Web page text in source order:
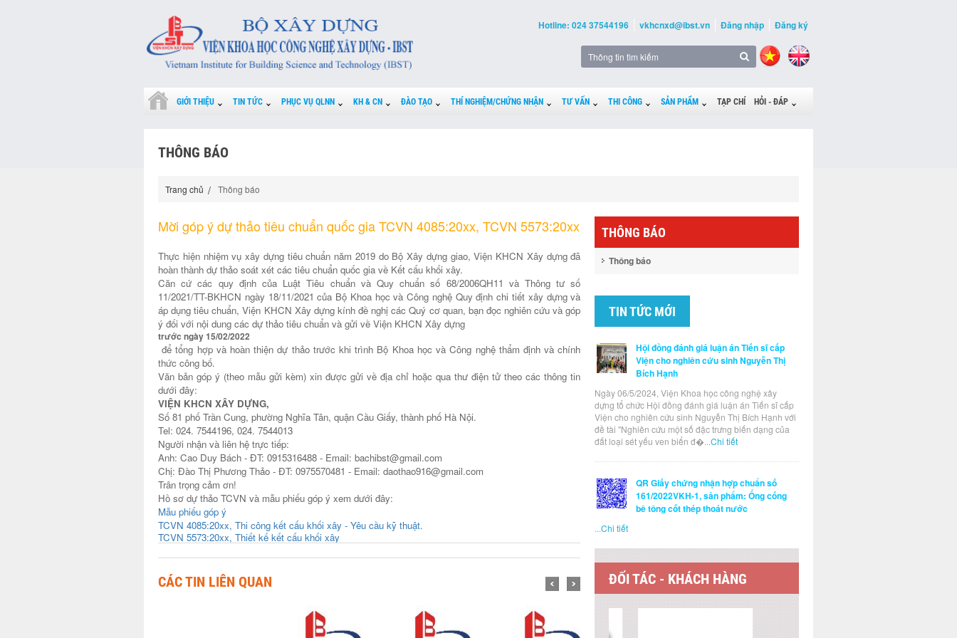
Hotline: 024 37544196 vkhcnxd@ibst.vn Đăng nhập Đăng ký
GIỚI THIỆU TIN TỨC PHỤC VỤ QLNN KH & CN ĐÀO TẠO THÍ NGHIỆM/CHỨNG NHẬN TƯ VẤN THI CÔNG SẢN PHẨM TẠP CHÍ HỎI - ĐÁP
THÔNG BÁO
Trang chủ Thông báo
Mời góp ý dự thảo tiêu chuẩn quốc gia TCVN 4085:20xx, TCVN 5573:20xx
Thực hiện nhiệm vụ xây dựng tiêu chuẩn năm 2019 do Bộ Xây dựng giao, Viện KHCN Xây dựng đã
hoàn thành dự thảo soát xét các tiêu chuẩn quốc gia về Kết cấu khối xây.
Căn cứ các quy định của Luật Tiêu chuẩn và Quy chuẩn số 68/2006QH11 và Thông tư số
11/2021/TT-BKHCN ngày 18/11/2021 của Bộ Khoa học và Công nghệ Quy định chi tiết xây dựng và
áp dụng tiêu chuẩn, Viện KHCN Xây dựng kính đề nghị các Quý cơ quan, bạn đọc nghiên cứu và góp
ý đối với nội dung các dự thảo tiêu chuẩn và gửi về Viện KHCN Xây dựng
trước ngày 15/02/2022
để tổng hợp và hoàn thiện dự thảo trước khi trình Bộ Khoa học và Công nghệ thẩm định và chính
thức công bố.
Văn bản góp ý (theo mẫu gửi kèm) xin được gửi về địa chỉ hoặc qua thư điện tử theo các thông tin
dưới đây:
VIỆN KHCN XÂY DỰNG,
Số 81 phố Trần Cung, phường Nghĩa Tân, quận Cầu Giấy, thành phố Hà Nội.
Tel: 024. 7544196, 024. 7544013
Người nhận và liên hệ trực tiếp:
Anh: Cao Duy Bách - ĐT: 0915316488 - Email: bachibst@gmail.com
Chị: Đào Thị Phương Thảo - ĐT: 0975570481 - Email: daothao916@gmail.com
Trân trọng cảm ơn!
Hồ sơ dự thảo TCVN và mẫu phiếu góp ý xem dưới đây:
Mẫu phiếu góp ý
TCVN 4085:20xx, Thi công kết cấu khối xây - Yêu cầu kỹ thuật.
TCVN 5573:20xx, Thiết kế kết cấu khối xây
CÁC TIN LIÊN QUAN
THÔNG BÁO
Thông báo
TIN TỨC MỚI
Hội đồng đánh giá luận án Tiến sĩ cấp
Viện cho nghiên cứu sinh Nguyễn Thị
Bích Hạnh
Ngày 06/5/2024, Viện Khoa học công nghệ xây
dựng tổ chức Hội đồng đánh giá luận án Tiến sĩ cấp
Viện cho nghiên cứu sinh Nguyễn Thị Bích Hạnh với
đề tài "Nghiên cứu một số đặc trưng biến dạng của
đất loại sét yếu ven biển đ�...Chi tiết
QR Giấy chứng nhận hợp chuẩn số
161/2022VKH-1, sản phẩm: Ống cống
bê tông cốt thép thoát nước
...Chi tiết
ĐỐI TÁC - KHÁCH HÀNG